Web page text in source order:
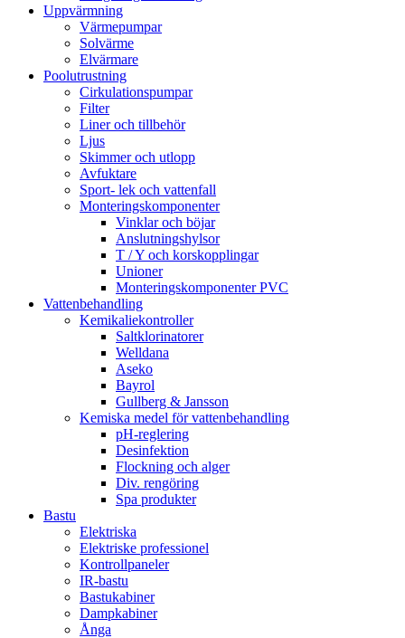
Uppvärmning
Värmepumpar
Solvärme
Elvärmare
Poolutrustning
Cirkulationspumpar
Filter
Liner och tillbehör
Ljus
Skimmer och utlopp
Avfuktare
Sport- lek och vattenfall
Monteringskomponenter
Vinklar och böjar
Anslutningshylsor
T / Y och korskopplingar
Unioner
Monteringskomponenter PVC
Vattenbehandling
Kemikaliekontroller
Saltklorinatorer
Welldana
Aseko
Bayrol
Gullberg & Jansson
Kemiska medel för vattenbehandling
pH-reglering
Desinfektion
Flockning och alger
Div. rengöring
Spa produkter
Bastu
Elektriska
Elektriske professionel
Kontrollpaneler
IR-bastu
Bastukabiner
Dampkabiner
Ånga